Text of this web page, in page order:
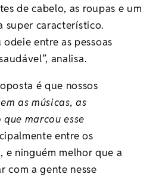
de cabelo, as roupas e um
super característico.
entre as pessoas
analisa.
é que nossos
as músicas, as
marcou esse
entre os
e ninguém melhor que a
com a gente nesse